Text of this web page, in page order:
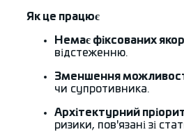
Як це працює
Немає фіксованих
відстеженню.
Зменшення
чи супротивника.
Архітектурний
ризики, пов'язані зі